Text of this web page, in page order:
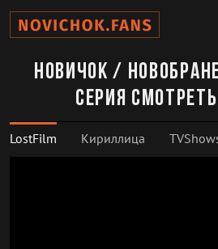
Новичок /
серия
LostFilm Кириллица